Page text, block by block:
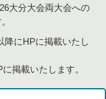
大分大会両大会への
降にHPに掲載いたし
掲載いたします。